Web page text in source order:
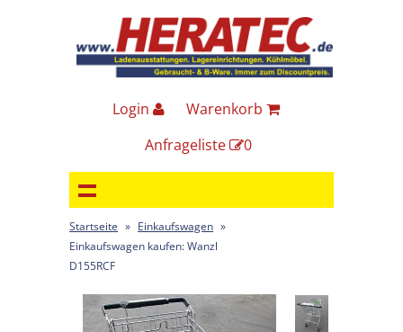
Login
Warenkorb
Anfrageliste
0
Startseite » Einkaufswagen »
Einkaufswagen kaufen: Wanzl
D155RCF